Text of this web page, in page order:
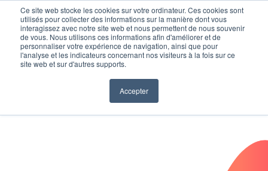
Ce site web stocke les cookies sur votre ordinateur. Ces cookies sont
utilisés pour collecter des informations sur la manière dont vous
interagissez avec notre site web et nous permettent de nous souvenir
de vous. Nous utilisons ces informations afin d'améliorer et de
personnaliser votre expérience de navigation, ainsi que pour
l'analyse et les indicateurs concernant nos visiteurs à la fois sur ce
site web et sur d'autres supports.
Accepter